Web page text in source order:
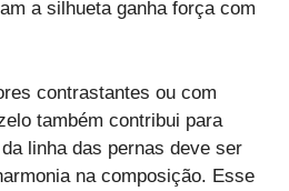
a silhueta ganha força com
contrastantes ou com
também contribui para
linha das pernas deve ser
na composição. Esse